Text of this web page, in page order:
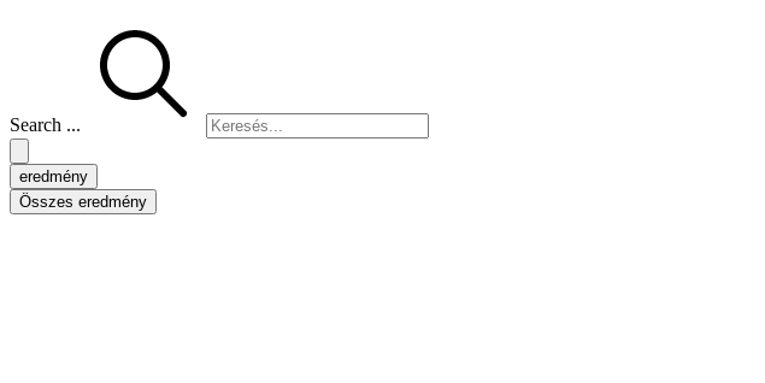
Search ...
eredmény
Összes eredmény